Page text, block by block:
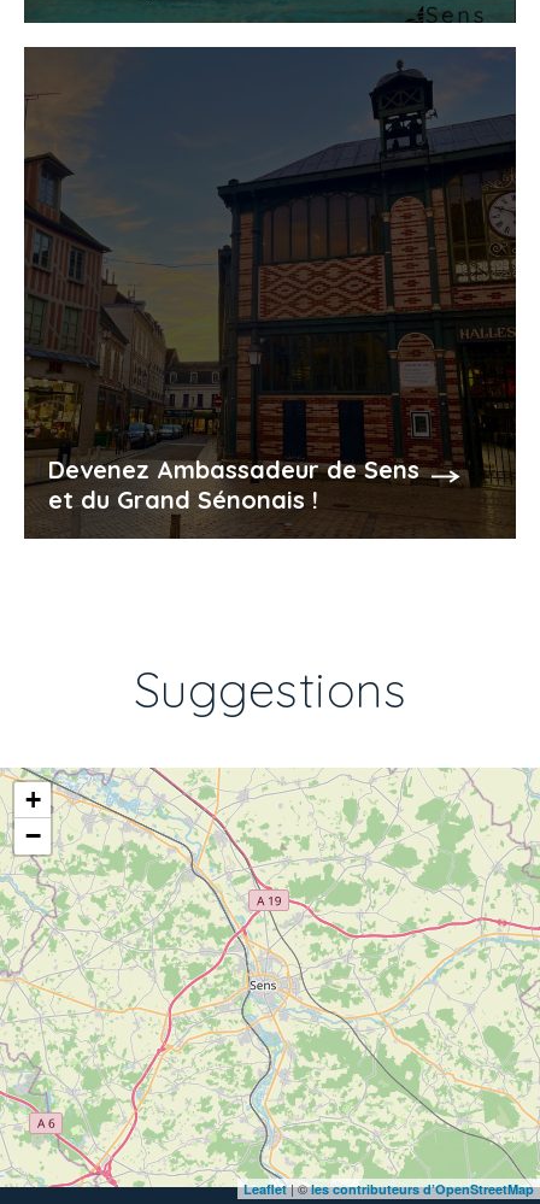
Devenez Ambassadeur de Sens
et du Grand Sénonais !
Suggestions
+
−
Leaflet| ©les contributeurs d’OpenStreetMap